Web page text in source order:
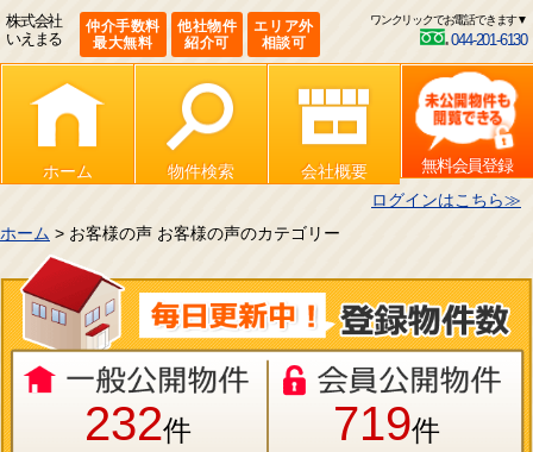
株式会社
いえまる
仲介手数料
最大無料
他社物件
紹介可
エリア外
相談可
ワンクリックでお電話できます▼
044-201-6130
ホーム 物件検索 会社概要
無料会員登録
ログインはこちら≫
ホーム > お客様の声 お客様の声のカテゴリー
232件 719件